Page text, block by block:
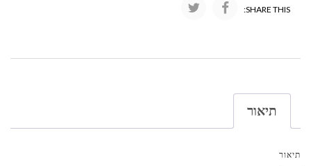
SHARE THIS:
תיאור
תיאור